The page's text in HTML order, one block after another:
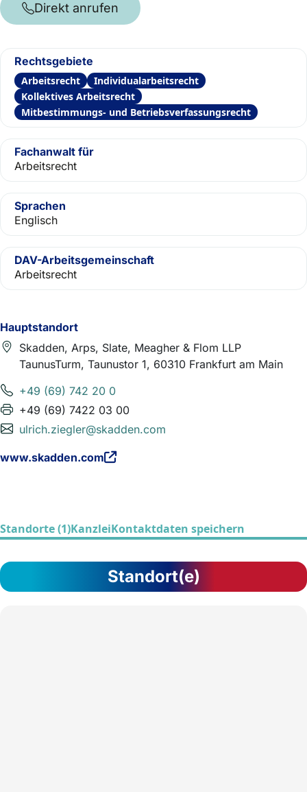
Hauptstandort
Skadden, Arps, Slate, Meagher & Flom LLP
TaunusTurm, Taunustor 1, 60310 Frankfurt am Main
+49 (69) 742 20 0
+49 (69) 7422 03 00
ulrich.ziegler@skadden.com
www.skadden.com
Direkt anrufen
Rechtsgebiete
Arbeitsrecht
Individualarbeitsrecht
Kollektives Arbeitsrecht
Mitbestimmungs- und Betriebsverfassungsrecht
Fachanwalt für
Arbeitsrecht
Sprachen
Englisch
DAV-Arbeitsgemeinschaft
Arbeitsrecht
Standorte (1)KanzleiKontaktdaten speichern
Standort(e)